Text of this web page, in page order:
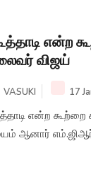
என்ற
விஜய்
VASUKI 17
என்ற கூற்றை
ஆனார்